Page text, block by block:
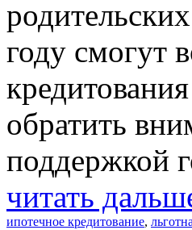
году смогут
обратить
поддержкой
читать
ипотечное кредитование,